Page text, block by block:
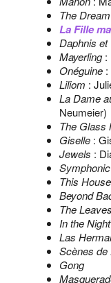
The Dream
La Fille
Daphnis et
Mayerling:
Onéguine:
Liliom :
La Dame
Neumeier)
The Glass
Giselle:
Jewels :
This
Beyond
The
In the Night
Las
Scènes de
Gong